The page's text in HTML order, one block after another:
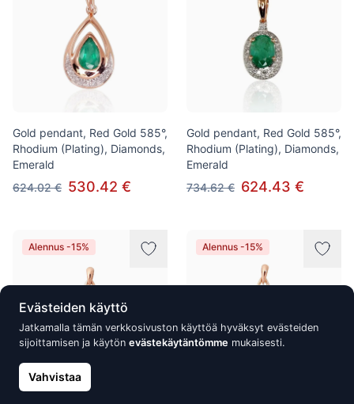
Gold pendant, Red Gold 585°,
Rhodium (Plating), Diamonds,
Emerald
624.02 € 530.42 €
Gold pendant, Red Gold 585°,
Rhodium (Plating), Diamonds,
Emerald
734.62 € 624.43 €
Alennus -15% Alennus -15%
Evästeiden käyttö
Jatkamalla tämän verkkosivuston käyttöä hyväksyt evästeiden
sijoittamisen ja käytön evästekäytäntömme mukaisesti.
Vahvistaa